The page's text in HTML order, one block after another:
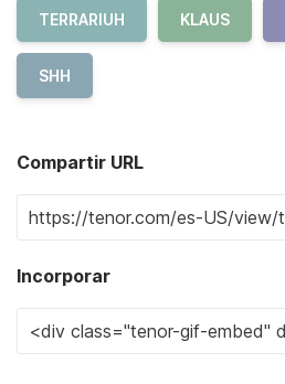
TERRARIUH KLAUS
SHH
Compartir URL
Incorporar